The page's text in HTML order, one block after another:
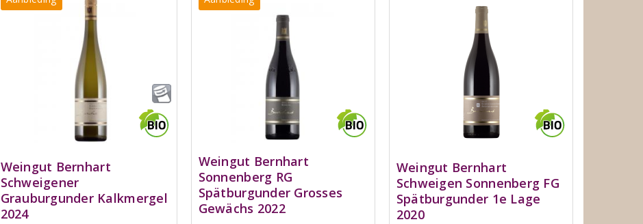
Weingut Bernhart
Schweigener
Grauburgunder Kalkmergel
2024
Weingut Bernhart
Sonnenberg RG
Spätburgunder Grosses
Gewächs 2022
Weingut Bernhart
Schweigen Sonnenberg FG
Spätburgunder 1e Lage
2020